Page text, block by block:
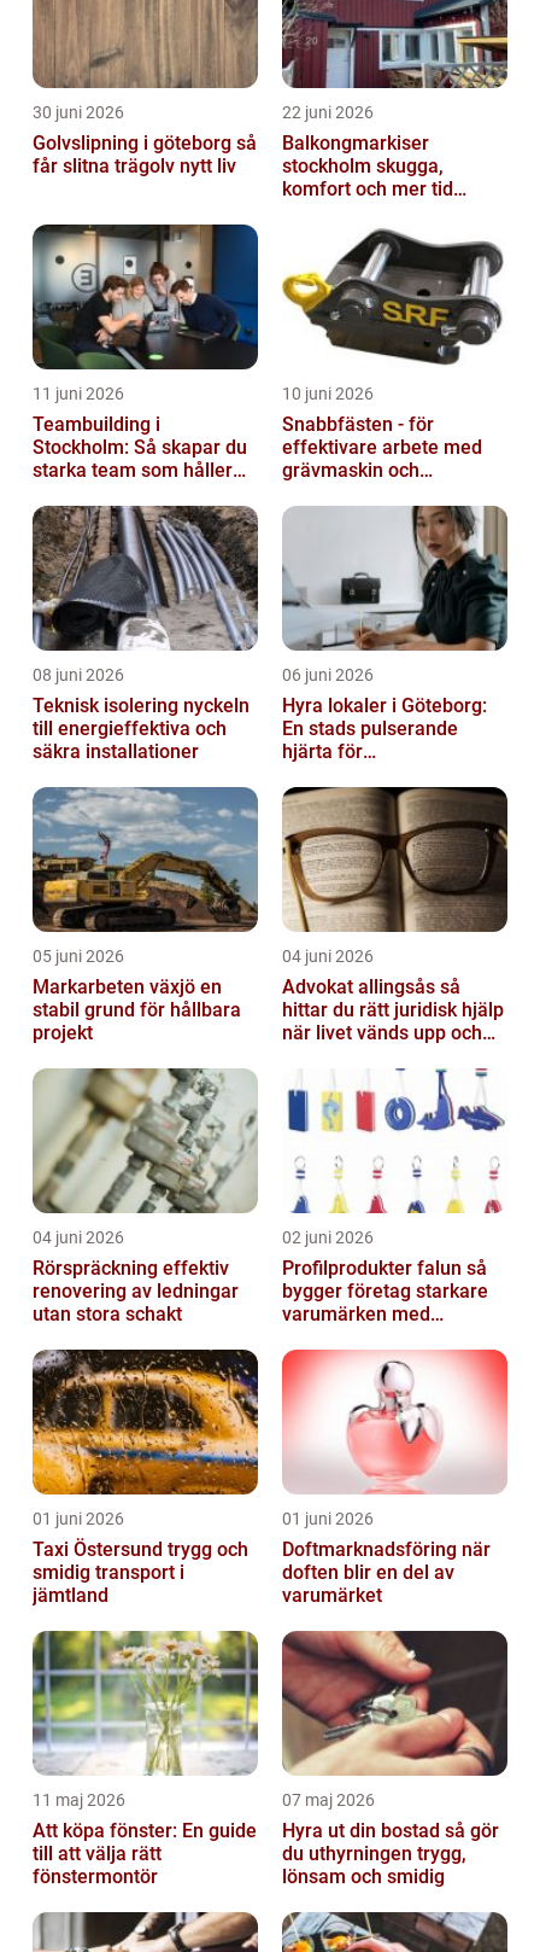
30 juni 2026
Golvslipning i göteborg så
får slitna trägolv nytt liv
22 juni 2026
Balkongmarkiser
stockholm skugga,
komfort och mer tid
11 juni 2026
Teambuilding i
Stockholm: Så skapar du
starka team som håller
10 juni 2026
Snabbfästen - för
effektivare arbete med
grävmaskin och
08 juni 2026
Teknisk isolering nyckeln
till energieffektiva och
säkra installationer
06 juni 2026
Hyra lokaler i Göteborg:
En stads pulserande
hjärta för
05 juni 2026
Markarbeten växjö en
stabil grund för hållbara
projekt
04 juni 2026
Advokat allingsås så
hittar du rätt juridisk hjälp
när livet vänds upp och
04 juni 2026
Rörspräckning effektiv
renovering av ledningar
utan stora schakt
02 juni 2026
Profilprodukter falun så
bygger företag starkare
varumärken med
01 juni 2026
Taxi Östersund trygg och
smidig transport i
jämtland
01 juni 2026
Doftmarknadsföring när
doften blir en del av
varumärket
11 maj 2026
Att köpa fönster: En guide
till att välja rätt
fönstermontör
07 maj 2026
Hyra ut din bostad så gör
du uthyrningen trygg,
lönsam och smidig